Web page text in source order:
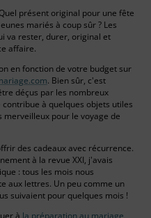
présent original pour une fête
mariés à coup sûr ? Les
va rester, durer, original et
affaire.
en fonction de votre budget sur
. Bien sûr, c'est
déçus par les nombreux
à quelques objets utiles
pour le voyage de
des cadeaux avec récurrence.
à la revue XXI, j'avais
: tous les mois nous
aux lettres. Un peu comme un
suivaient pour quelques mois !
à la préparation au mariage